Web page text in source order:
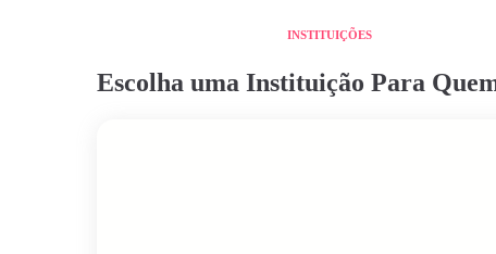
INSTITUIÇÕES
Escolha uma Instituição Para